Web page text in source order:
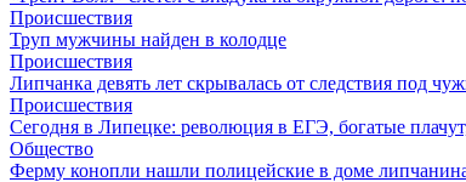
Происшествия
Труп мужчины найден в колодце
Происшествия
Липчанка девять лет скрывалась от следствия под
Происшествия
Сегодня в Липецке: революция в ЕГЭ, богатые
Общество
Ферму конопли нашли полицейские в доме